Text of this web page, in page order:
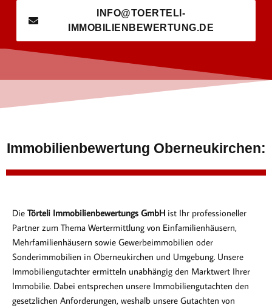
INFO@TOERTELI-
IMMOBILIENBEWERTUNG.DE
Immobilienbewertung Oberneukirchen:
Die Törteli Immobilienbewertungs GmbH ist Ihr professioneller
Partner zum Thema Wertermittlung von Einfamilienhäusern,
Mehrfamilienhäusern sowie Gewerbeimmobilien oder
Sonderimmobilien in Oberneukirchen und Umgebung. Unsere
Immobiliengutachter ermitteln unabhängig den Marktwert Ihrer
Immobilie. Dabei entsprechen unsere Immobiliengutachten den
gesetzlichen Anforderungen, weshalb unsere Gutachten von